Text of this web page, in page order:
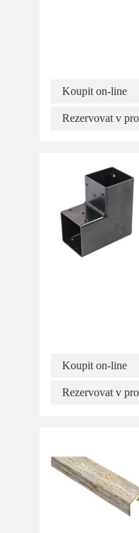
Koupit on-line
Rezervovat v
Koupit on-line
Rezervovat v